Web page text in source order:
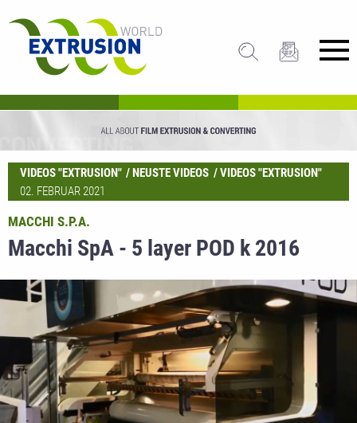
VIDEOS "EXTRUSION" NEUSTE VIDEOS VIDEOS "EXTRUSION"
02. FEBRUAR 2021
Macchi SpA - 5 layer POD k 2016
MACCHI S.P.A.